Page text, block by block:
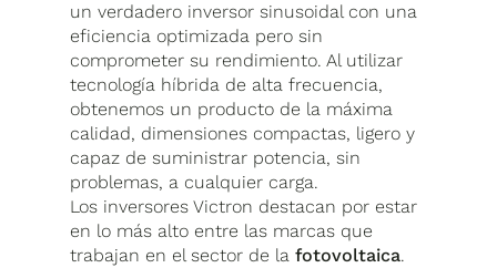
un verdadero inversor sinusoidal con una
eficiencia optimizada pero sin
comprometer su rendimiento. Al utilizar
tecnología híbrida de alta frecuencia,
obtenemos un producto de la máxima
calidad, dimensiones compactas, ligero y
capaz de suministrar potencia, sin
problemas, a cualquier carga.
Los inversores Victron destacan por estar
en lo más alto entre las marcas que
trabajan en el sector de lafotovoltaica.